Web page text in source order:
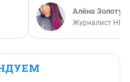
Алёна
Журналист НГС